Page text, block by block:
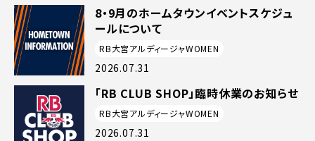
8・9月のホームタウンイベントスケジュ
ールについて
RB大宮アルディージャWOMEN
2026.07.31
「RB CLUB SHOP」臨時休業のお知らせ
RB大宮アルディージャWOMEN
2026.07.31